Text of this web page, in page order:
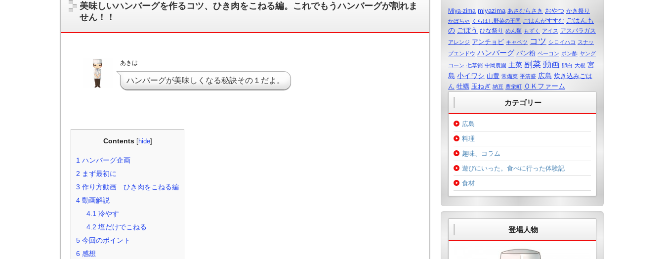
美味しいハンバーグを作るコツ、ひき肉をこねる編。これでもうハンバーグが割れま
せん！！
あきは
ハンバーグが美味しくなる秘訣その１だよ。
Contents [hide]
1 ハンバーグ企画
2 まず最初に
3 作り方動画 ひき肉をこねる編
4 動画解説
4.1 冷やす
4.2 塩だけでこねる
5 今回のポイント
6 感想
Miya-zima miyazima あさむらさき おやつ かき祭り
かぼちゃ くらはし野菜の王国 ごはんがすすむ ごはんも
の ごぼう ひな祭り めん類 もずく アイス アスパラガス
アレンジ アンチョビ キャベツ コツ シロイハコ スナッ
プエンドウ ハンバーグ パン粉 ベーコン ポン酢 ヤング
コーン 七草粥 中岡農園 主菜 副菜 動画 卵白 大根 宮
島 小イワシ 山豊 常備菜 平清盛 広島 炊き込みごは
ん 牡蠣 玉ねぎ 納豆 豊栄町 ＯＫファーム
カテゴリー
広島
料理
趣味、コラム
遊びにいった。食べに行った体験記
食材
登場人物